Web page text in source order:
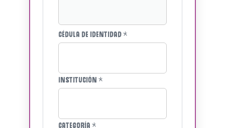
Cédula de identidad*
Institución*
Categoría*